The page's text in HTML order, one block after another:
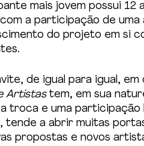
mais jovem possui 12
a participação de
do projeto em si
de igual para igual,
Artistas tem, em sua
troca e uma participação
tende a abrir muitas
propostas e novos